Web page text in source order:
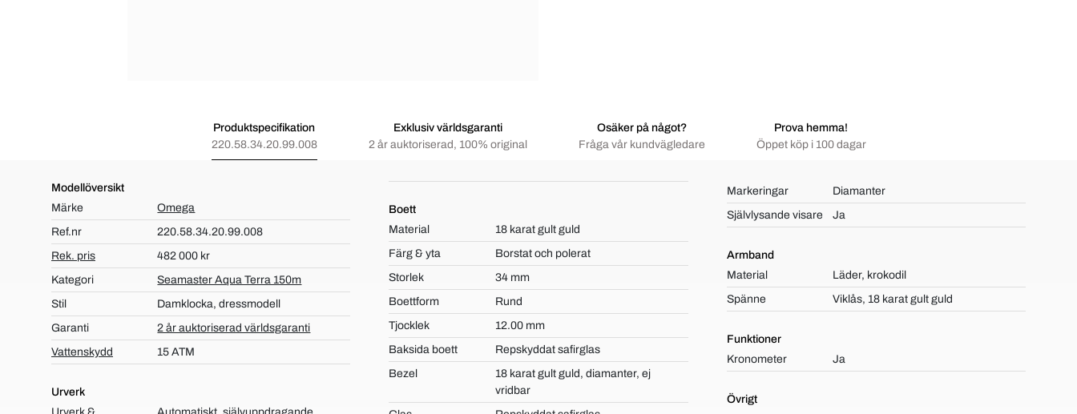
Produktspecifikation
220.58.34.20.99.008
Exklusiv världsgaranti
2 år auktoriserad, 100% original
Osäker på något?
Fråga vår kundvägledare
Prova hemma!
Öppet köp i 100 dagar
Modellöversikt
Märke
Omega
Ref.nr
220.58.34.20.99.008
Rek. pris
482 000 kr
Kategori
Seamaster Aqua Terra 150m
Stil
Damklocka, dressmodell
Garanti
2 år auktoriserad världsgaranti
Vattenskydd
15 ATM
Urverk
Boett
Material
18 karat gult guld
Färg & yta
Borstat och polerat
Storlek
34 mm
Boettform
Rund
Tjocklek
12.00 mm
Baksida boett
Repskyddat safirglas
Bezel
18 karat gult guld, diamanter, ej
vridbar
Markeringar
Diamanter
Självlysande visare
Ja
Armband
Material
Läder, krokodil
Spänne
Viklås, 18 karat gult guld
Funktioner
Kronometer
Ja
Övrigt